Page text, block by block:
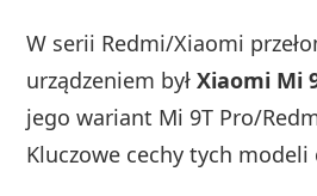
W serii Redmi/Xiaomi
urządzeniem byłXiaomi Mi
jego wariant Mi 9T Pro/
Kluczowe cechy tych modeli